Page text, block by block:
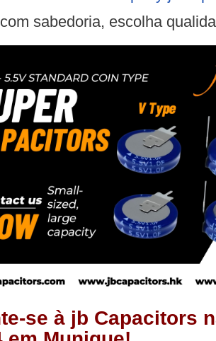
sabedoria, escolha
se à jb Capacitors